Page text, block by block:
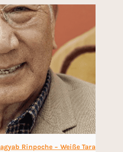
Rinpoche − Weiße Tara